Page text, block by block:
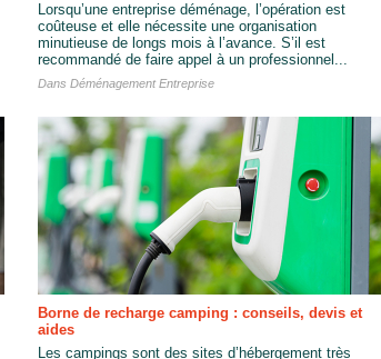
Lorsqu’une entreprise déménage, l’opération est
coûteuse et elle nécessite une organisation
minutieuse de longs mois à l’avance. S’il est
recommandé de faire appel à un professionnel...
Dans Déménagement Entreprise
Borne de recharge camping : conseils, devis et
aides
Les campings sont des sites d’hébergement très